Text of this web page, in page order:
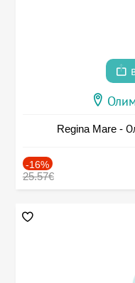
Regina Mare -
-16%
25.57€